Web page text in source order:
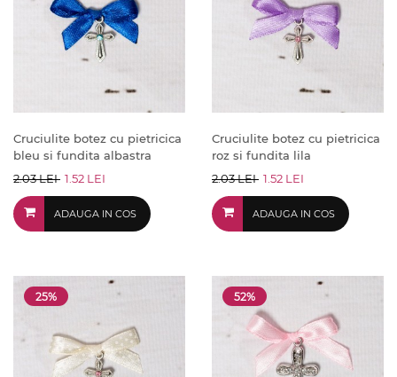
Cruciulite botez cu pietricica
bleu si fundita albastra
2.03 LEI 1.52 LEI
ADAUGA IN COS
Cruciulite botez cu pietricica
roz si fundita lila
2.03 LEI 1.52 LEI
ADAUGA IN COS
25% 52%